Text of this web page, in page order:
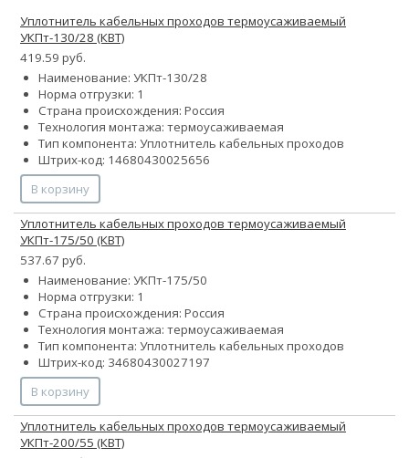
Уплотнитель кабельных проходов термоусаживаемый
УКПт-130/28 (КВТ)
419.59 руб.
Наименование: УКПт-130/28
Норма отгрузки: 1
Страна происхождения: Россия
Технология монтажа: термоусаживаемая
Тип компонента: Уплотнитель кабельных проходов
Штрих-код: 14680430025656
В корзину
Уплотнитель кабельных проходов термоусаживаемый
УКПт-175/50 (КВТ)
537.67 руб.
Наименование: УКПт-175/50
Норма отгрузки: 1
Страна происхождения: Россия
Технология монтажа: термоусаживаемая
Тип компонента: Уплотнитель кабельных проходов
Штрих-код: 34680430027197
В корзину
Уплотнитель кабельных проходов термоусаживаемый
УКПт-200/55 (КВТ)